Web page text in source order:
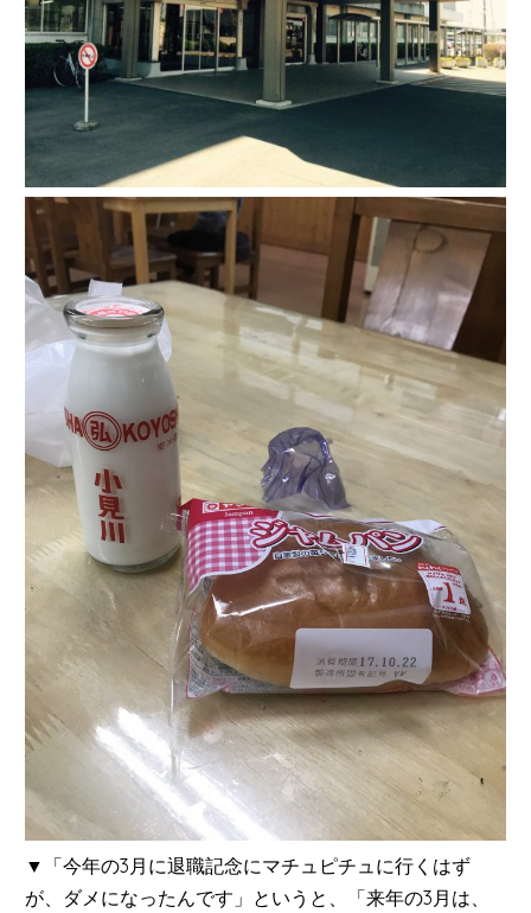
▼「今年の3月に退職記念にマチュピチュに行くはず
が、ダメになったんです」というと、「来年の3月は、